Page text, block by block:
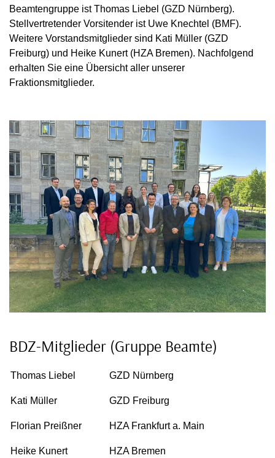
Beamtengruppe ist Thomas Liebel (GZD Nürnberg).
Stellvertretender Vorsitender ist Uwe Knechtel (BMF).
Weitere Vorstandsmitglieder sind Kati Müller (GZD
Freiburg) und Heike Kunert (HZA Bremen). Nachfolgend
erhalten Sie eine Übersicht aller unserer
Fraktionsmitglieder.
BDZ-Mitglieder (Gruppe Beamte)
Thomas Liebel GZD Nürnberg
Kati Müller GZD Freiburg
Florian Preißner HZA Frankfurt a. Main
Heike Kunert HZA Bremen